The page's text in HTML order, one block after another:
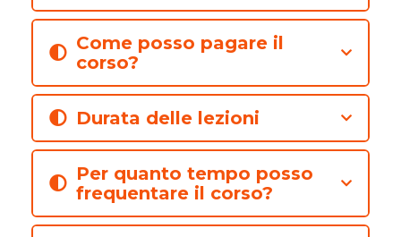
Come posso pagare il
corso?
Durata delle lezioni
Per quanto tempo posso
frequentare il corso?